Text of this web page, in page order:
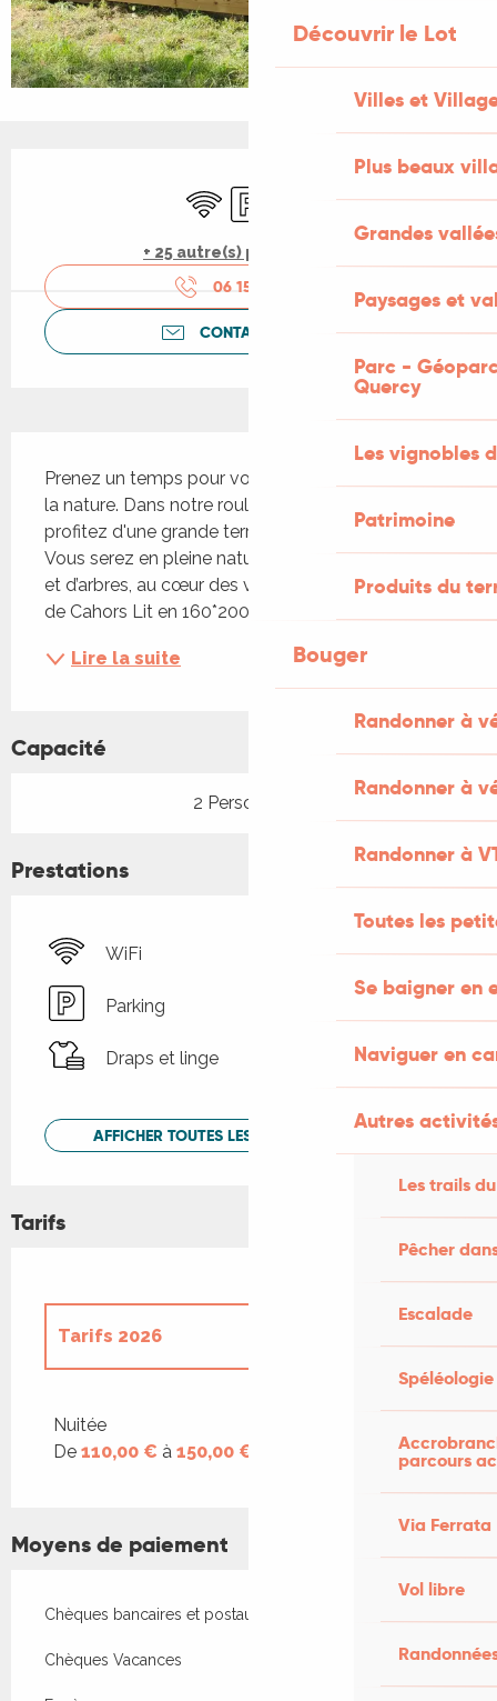
Découvrir le Lot
Villes et
Plus beaux
Grandes
Paysages et
Parc -
Quercy
Les vignobles
Patrimoine
Produits du
Bouger
Randonner à
Randonner à
Randonner à
Toutes les
Se baigner en
Naviguer en
Autres
Les trails
Pêcher
Escalade
Spéléologie
parcours
Via Ferrata
Vol libre
Ouverture et coordonnées
WiFi Parking Draps et linge
+ 25 autre(s) prestation(s)
06 15 41 38
CONTACTEZ-NOUS
Prenez un temps pour vous en reconnexion avec
la nature. Dans notre roulotte moderne, chauffée,
profitez d'une grande terrasse avec spa privatif.
Vous serez en pleine nature, entourés de prairies
et d’arbres, au cœur des vignobles de l’appellation
de Cahors Lit en 160*200, vous trouverez à...
Lire la suite
Capacité
2 Personne(s)
Prestations
WiFi
Parking
Draps et linge
AFFICHER TOUTES LES PRESTATIONS
Tarifs
Tarifs 2026
Nuitée
De 110,00 € à 150,00 €
Moyens de paiement
Chèques bancaires et postaux
Chèques Vacances